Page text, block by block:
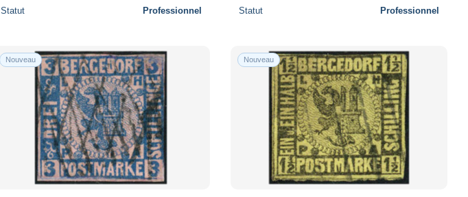
Statut Professionnel Statut Professionnel
Nouveau Nouveau